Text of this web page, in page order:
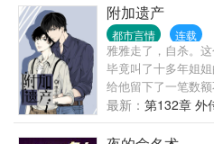
附加遗产
都市言情 连载
雅雅走了，自杀。
毕竟叫了十多年姐
给他留下了一笔数
子。那年他才十九，
要照顾一个十五岁
的躁郁与叛逆在他身
最新： 第132章 外